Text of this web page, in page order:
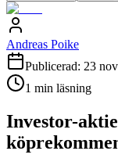
Andreas Poike
Publicerad: 23
1 min läsning
Investor-